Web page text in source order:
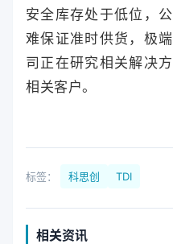
安全库存处于低位，
难保证准时供货，极
司正在研究相关解决
相关客户。
标签： 科思创 TDI
相关资讯